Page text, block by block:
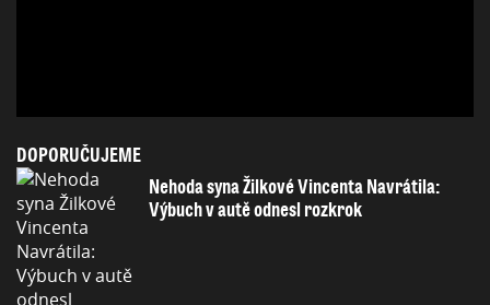
DOPORUČUJEME
Nehoda syna Žilkové Vincenta Navrátila:
Výbuch v autě odnesl rozkrok